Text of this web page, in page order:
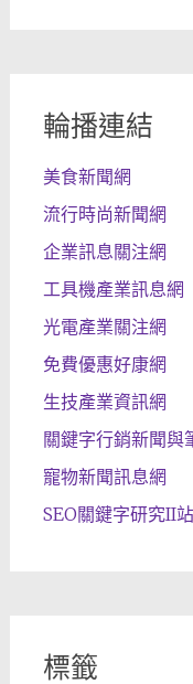
輪播連結
美食新聞網
流行時尚新聞網
企業訊息關注網
工具機產業訊息網
光電產業關注網
免費優惠好康網
生技產業資訊網
關鍵字行銷新聞與
寵物新聞訊息網
SEO關鍵字研究II站
標籤